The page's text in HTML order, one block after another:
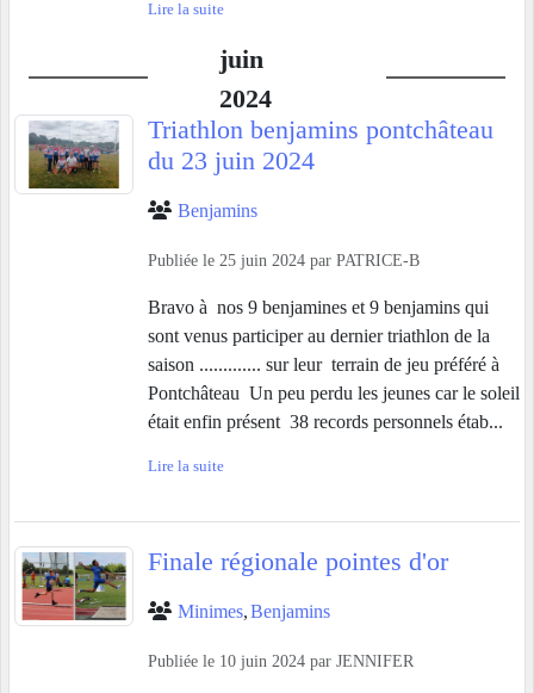
Lire la suite
juin
2024
Triathlon benjamins pontchâteau
du 23 juin 2024
Benjamins
Publiée le 25 juin 2024 par PATRICE-B
Bravo à nos 9 benjamines et 9 benjamins qui
sont venus participer au dernier triathlon de la
saison ............. sur leur terrain de jeu préféré à
Pontchâteau Un peu perdu les jeunes car le soleil
était enfin présent 38 records personnels étab...
Lire la suite
Finale régionale pointes d'or
Minimes Benjamins
Publiée le 10 juin 2024 par JENNIFER